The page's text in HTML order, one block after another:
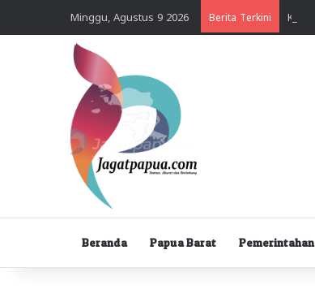
Minggu, Agustus 9 2026 Berita Terkini
Beranda Papua Barat Pemerintahan